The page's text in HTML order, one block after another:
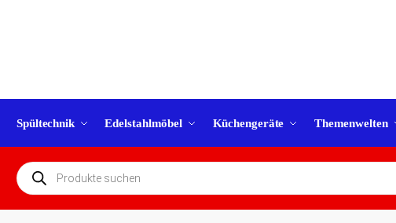
Spültechnik Edelstahlmöbel Küchengeräte Themenwelten